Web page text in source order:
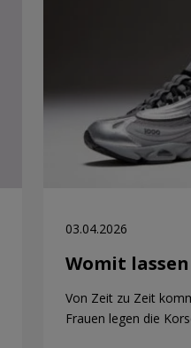
03.04.2026
Womit
Von Zeit zu Zeit
Frauen legen die